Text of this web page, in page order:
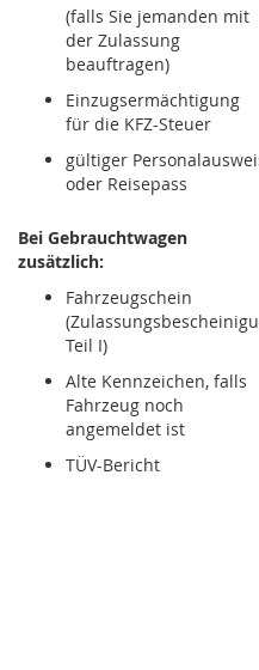
(falls Sie jemanden mit
der Zulassung
beauftragen)
Einzugsermächtigung
für die KFZ-Steuer
gültiger
oder Reisepass
Bei Gebrauchtwagen
zusätzlich:
Fahrzeugschein
Teil I)
Alte Kennzeichen, falls
Fahrzeug noch
angemeldet ist
TÜV-Bericht